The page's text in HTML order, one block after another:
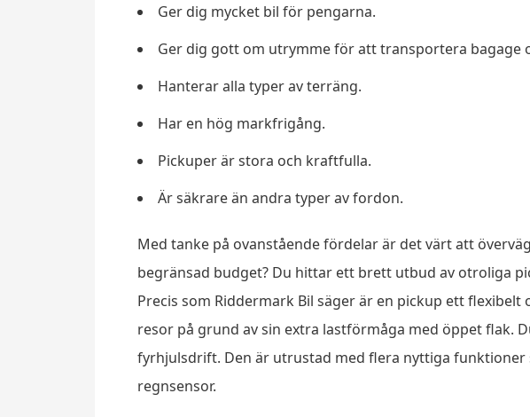
Ger dig mycket bil för pengarna.
Ger dig gott om utrymme för att transportera bagage
Hanterar alla typer av terräng.
Har en hög markfrigång.
Pickuper är stora och kraftfulla.
Är säkrare än andra typer av fordon.
Med tanke på ovanstående fördelar är det värt att
begränsad budget? Du hittar ett brett utbud av otroliga
Precis som Riddermark Bil säger är en pickup ett
resor på grund av sin extra lastförmåga med öppet flak.
fyrhjulsdrift. Den är utrustad med flera nyttiga funktioner
regnsensor.